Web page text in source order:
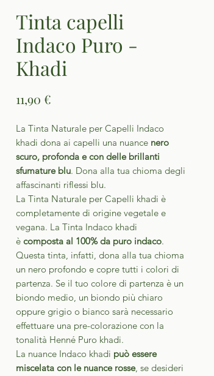
Tinta capelli
Indaco Puro -
Khadi
11,90 €
La Tinta Naturale per Capelli Indaco
khadi dona ai capelli una nuance nero
scuro, profonda e con delle brillanti
sfumature blu. Dona alla tua chioma degli
affascinanti riflessi blu.
La Tinta Naturale per Capelli khadi è
completamente di origine vegetale e
vegana. La Tinta Indaco khadi
è composta al 100% da puro indaco.
Questa tinta, infatti, dona alla tua chioma
un nero profondo e copre tutti i colori di
partenza. Se il tuo colore di partenza è un
biondo medio, un biondo più chiaro
oppure grigio o bianco sarà necessario
effettuare una pre-colorazione con la
tonalità Henné Puro khadi.
La nuance Indaco khadi può essere
miscelata con le nuance rosse, se desideri